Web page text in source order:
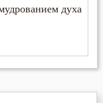
духа